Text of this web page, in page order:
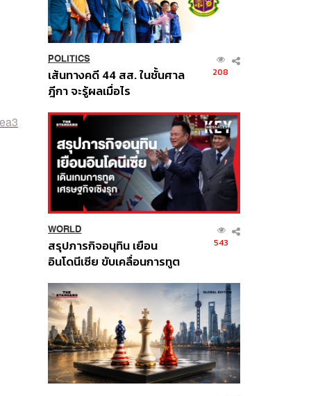
POLITICS
เส้นทางคดี 44 สส. ในชั้นศาล
ฎีกา จะรู้ผลเมื่อไร
208
WORLD
สรุปภารกิจอนุทิน เยือน
อินโดนีเซีย ขับเคลื่อนการทูต
ส่วนยุทธศาสตร์ไทย –
อินโดนีเซีย
543